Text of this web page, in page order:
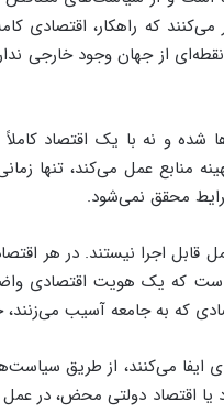
که راهکار، اقتصادی
از جهان وجود خارجی
و نه با یک اقتصاد کاملاً
منابع عمل می‌کند، تنها
محقق نمی‌شود.
اجرا نیستند. در هر
است که یک هویت اقتصادی
که به جامعه آسیب می‌زنند،
ایفا می‌کنند، از طریق
یا اقتصاد دولتی محض، در